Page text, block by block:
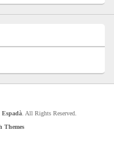
Espadà. All Rights Reserved.
Themes